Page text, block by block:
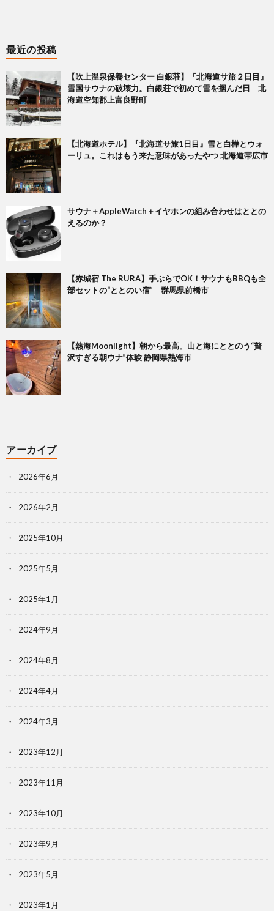
最近の投稿
【吹上温泉保養センター 白銀荘】『北海道サ旅２日目』
雪国サウナの破壊力。白銀荘で初めて雪を掴んだ日 北
海道空知郡上富良野町
【北海道ホテル】『北海道サ旅1日目』雪と白樺とウォ
ーリュ。これはもう来た意味があったやつ 北海道帯広市
サウナ＋AppleWatch＋イヤホンの組み合わせはととの
えるのか？
【赤城宿 The RURA】手ぶらでOK！サウナもBBQも全
部セットの“ととのい宿” 群馬県前橋市
【熱海Moonlight】朝から最高。山と海にととのう“贅
沢すぎる朝ウナ”体験 静岡県熱海市
アーカイブ
2026年6月
2026年2月
2025年10月
2025年5月
2025年1月
2024年9月
2024年8月
2024年4月
2024年3月
2023年12月
2023年11月
2023年10月
2023年9月
2023年5月
2023年1月